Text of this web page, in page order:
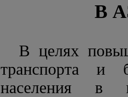
В
В целях
транспорта и
населения в